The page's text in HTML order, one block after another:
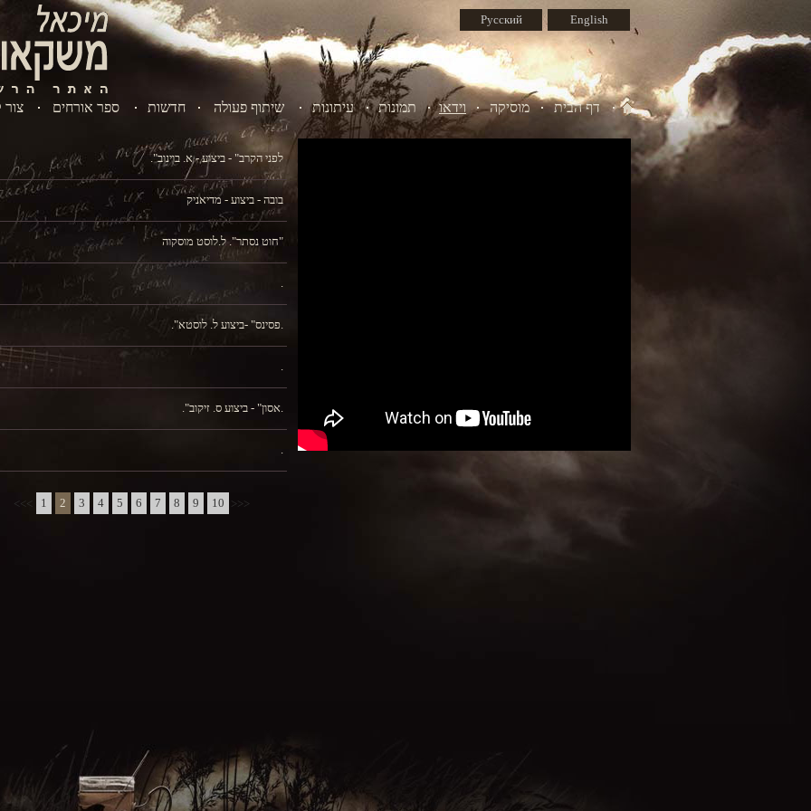
English
Русский
דף הבית מוסיקה וידאו תמונות עיתונות שיתוף פעולה חדשות ספר אורחים
."לפני הקרב" - ביצוע - א. בוינוב
בובה - ביצוע - מדיאניק
חוט נסתר". ל.לוסט מוסקוה"
.
."פסינס" -ביצוע ל. לוסטא.
.
."אסון" - ביצוע ס. זיקוב.
.
<<< 1 2 3 4 5 6 7 8 9 10 >>>